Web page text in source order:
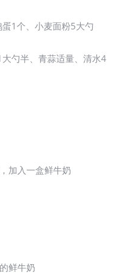
1个、小麦面粉5大勺
勺半、青蒜适量、清水4
加入一盒鲜牛奶
鲜牛奶